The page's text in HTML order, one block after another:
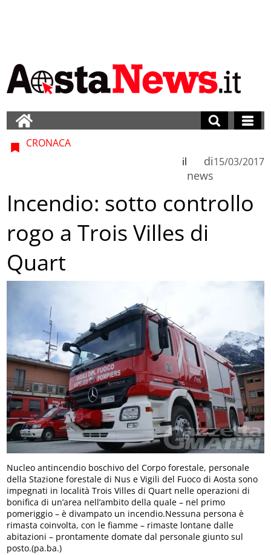
CRONACA
di
news
il 15/03/2017
Incendio: sotto controllo
rogo a Trois Villes di
Quart
Nucleo antincendio boschivo del Corpo forestale, personale
della Stazione forestale di Nus e Vigili del Fuoco di Aosta sono
impegnati in località Trois Villes di Quart nelle operazioni di
bonifica di un’area nell’ambito della quale – nel primo
pomeriggio – è divampato un incendio.Nessuna persona è
rimasta coinvolta, con le fiamme – rimaste lontane dalle
abitazioni – prontamente domate dal personale giunto sul
posto.(pa.ba.)